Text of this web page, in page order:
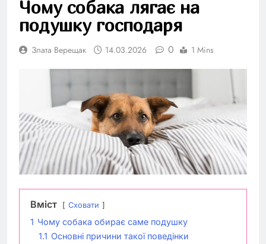
Чому собака лягає на
подушку господаря
Злата Верещак 14.03.2026 0 1 Mins
Вміст Сховати
1 Чому собака обирає саме подушку
1.1 Основні причини такої поведінки